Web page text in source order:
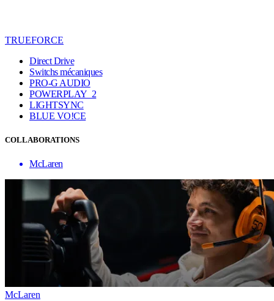
TRUEFORCE
Direct Drive
Switchs mécaniques
PRO-G AUDIO
POWERPLAY 2
LIGHTSYNC
BLUE VO!CE
COLLABORATIONS
McLaren
McLaren